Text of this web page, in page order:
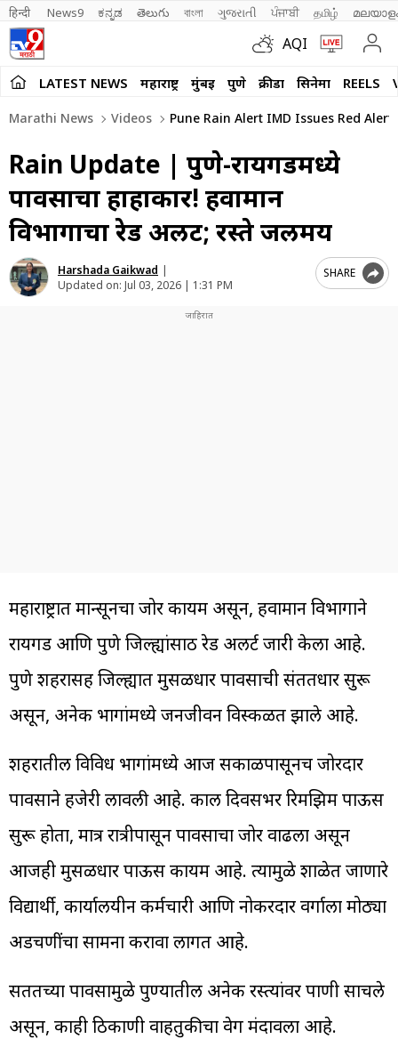
हिन्दी News9 ಕನ್ನಡ తెలుగు বাংলা ગુજરાતી ਪੰਜਾਬੀ தமிழ்
AQI
LATEST NEWS महाराष्ट्र मुंबई पुणे क्रीडा सिनेमा REELS
Marathi News Videos Pune Rain Alert IMD Issues Red
Rain Update | पुणे-रायगडमध्ये
पावसाचा हाहाकार! हवामान
विभागाचा रेड अलर्ट; रस्ते जलमय
Harshada Gaikwad |
Updated on: Jul 03, 2026 | 1:31 PM
SHARE
महाराष्ट्रात मान्सूनचा जोर कायम असून, हवामान विभागाने
रायगड आणि पुणे जिल्ह्यांसाठी रेड अलर्ट जारी केला आहे.
पुणे शहरासह जिल्ह्यात मुसळधार पावसाची संततधार सुरू
असून, अनेक भागांमध्ये जनजीवन विस्कळीत झाले आहे.
शहरातील विविध भागांमध्ये आज सकाळपासूनच जोरदार
पावसाने हजेरी लावली आहे. काल दिवसभर रिमझिम पाऊस
सुरू होता, मात्र रात्रीपासून पावसाचा जोर वाढला असून
आजही मुसळधार पाऊस कायम आहे. त्यामुळे शाळेत जाणारे
विद्यार्थी, कार्यालयीन कर्मचारी आणि नोकरदार वर्गाला मोठ्या
अडचणींचा सामना करावा लागत आहे.
सततच्या पावसामुळे पुण्यातील अनेक रस्त्यांवर पाणी साचले
असून, काही ठिकाणी वाहतुकीचा वेग मंदावला आहे.